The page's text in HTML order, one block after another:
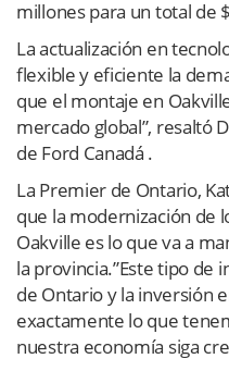
millones para un total de
La actualización en
flexible y eficiente la
que el montaje en
mercado global”, resaltó
de Ford Canadá .
La Premier de Ontario,
que la modernización de
Oakville es lo que va a
la provincia.”Este tipo de
de Ontario y la inversión
exactamente lo que
nuestra economía siga